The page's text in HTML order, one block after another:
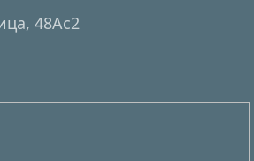
48Ас2